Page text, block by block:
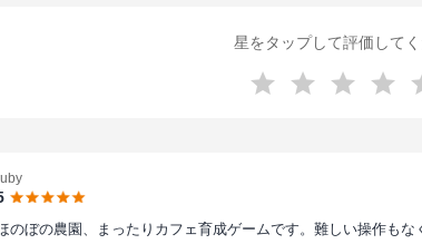
星をタップして評価して
のぼの農園、まったりカフェ育成ゲームです。難しい操作も